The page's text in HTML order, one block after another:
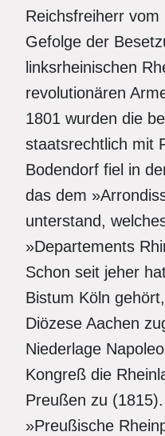
Reichsfreiherr
Gefolge der
linksrheinischen
revolutionären
1801 wurden die
staatsrechtlich mit
Bodendorf fiel in
das dem
unterstand,
»Departements
Schon seit jeher
Bistum Köln
Diözese Aachen
Niederlage
Kongreß die
Preußen zu
»Preußische